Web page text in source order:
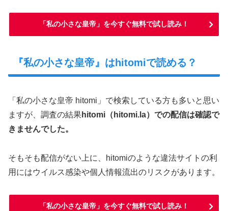
「私の小さな皇帝」を今すぐ無料で試し読み！
『私の小さな皇帝』はhitomiで読める？
「私の小さな皇帝 hitomi」で検索している方も多いと思い
ますが、調査の結果hitomi（hitomi.la）での配信は確認で
きませんでした。
そもそも配信がない上に、hitomiのような違法サイトの利
用にはウイルス感染や個人情報流出のリスクがあります。
「私の小さな皇帝」を今すぐ無料で試し読み！